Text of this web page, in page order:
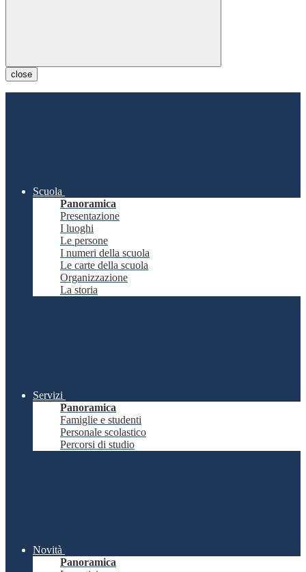
close
Scuola
Panoramica
Presentazione
I luoghi
Le persone
I numeri della scuola
Le carte della scuola
Organizzazione
La storia
Servizi
Panoramica
Famiglie e studenti
Personale scolastico
Percorsi di studio
Novità
Panoramica